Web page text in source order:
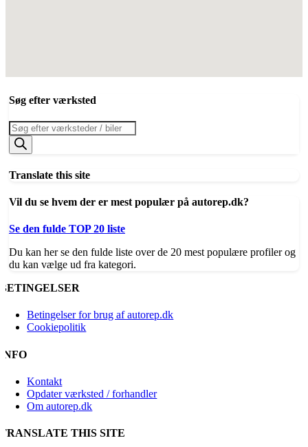
Søg efter værksted
Products
search
Translate this site
Vil du se hvem der er mest populær på autorep.dk?
Se den fulde TOP 20 liste
Du kan her se den fulde liste over de 20 mest populære profiler og
du kan vælge ud fra kategori.
BETINGELSER
Betingelser for brug af autorep.dk
Cookiepolitik
INFO
Kontakt
Opdater værksted / forhandler
Om autorep.dk
TRANSLATE THIS SITE